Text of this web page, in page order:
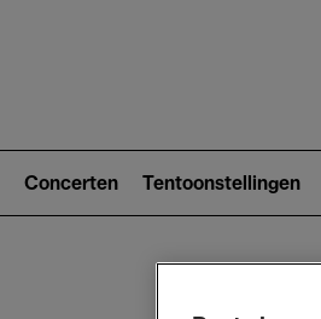
Concerten Tentoonstellingen